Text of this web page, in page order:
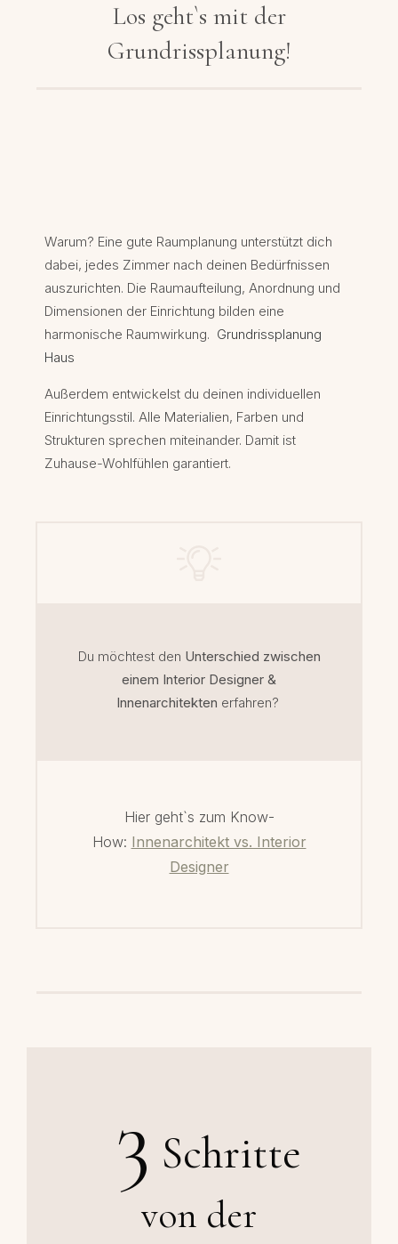
Los geht`s mit der
Grundrissplanung!
Warum? Eine gute Raumplanung unterstützt dich
dabei, jedes Zimmer nach deinen Bedürfnissen
auszurichten. Die Raumaufteilung, Anordnung und
Dimensionen der Einrichtung bilden eine
harmonische Raumwirkung. Grundrissplanung
Haus
Außerdem entwickelst du deinen individuellen
Einrichtungsstil. Alle Materialien, Farben und
Strukturen sprechen miteinander. Damit ist
Zuhause-Wohlfühlen garantiert.
Du möchtest den Unterschied zwischen
einem Interior Designer &
Innenarchitekten erfahren?
Hier geht`s zum Know-
How: Innenarchitekt vs. Interior
Designer
3 Schritte
von der